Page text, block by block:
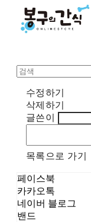
수정하기
삭제하기
글쓴이
목록으로 가기
페이스북
카카오톡
네이버 블로그
밴드